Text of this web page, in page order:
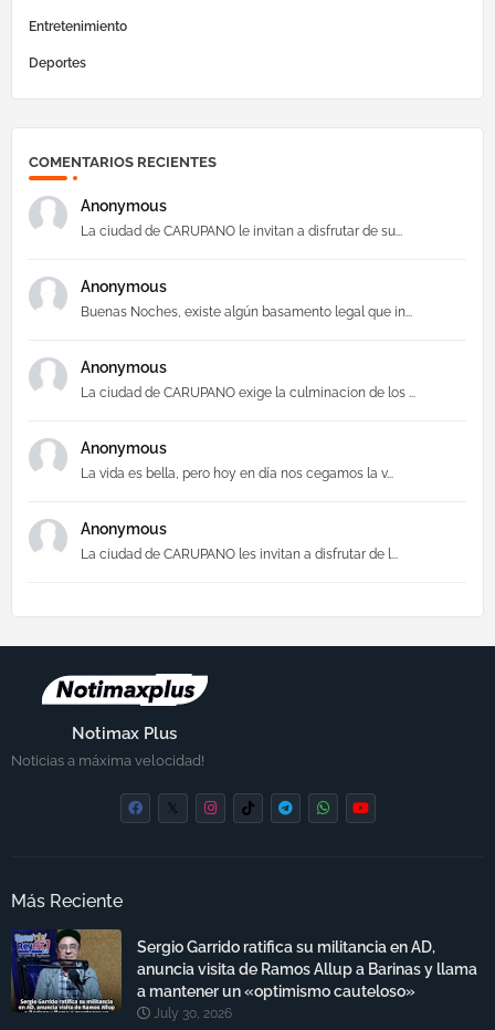
Entretenimiento
Deportes
COMENTARIOS RECIENTES
Anonymous
La ciudad de CARUPANO le invitan a disfrutar de su...
Anonymous
Buenas Noches, existe algún basamento legal que in...
Anonymous
La ciudad de CARUPANO exige la culminacion de los ...
Anonymous
La vida es bella, pero hoy en día nos cegamos la v...
Anonymous
La ciudad de CARUPANO les invitan a disfrutar de l...
Notimax Plus
Noticias a máxima velocidad!
Más Reciente
Sergio Garrido ratifica su militancia en AD,
anuncia visita de Ramos Allup a Barinas y llama
a mantener un «optimismo cauteloso»
July 30, 2026